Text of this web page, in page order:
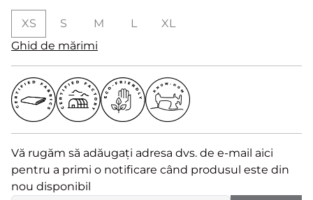
XS S M L
XL
Ghid de mărimi
Vă rugăm să adăugați adresa dvs. de e-mail aici
pentru a primi o notificare când produsul este din
nou disponibil